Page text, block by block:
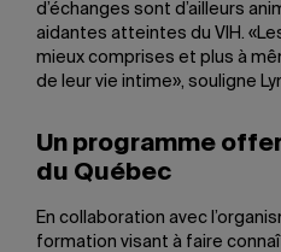
d’échanges sont d’ailleurs
aidantes atteintes du VIH.
mieux comprises et plus à
de leur vie intime», souligne
Un programme
du Québec
En collaboration avec
formation visant à faire